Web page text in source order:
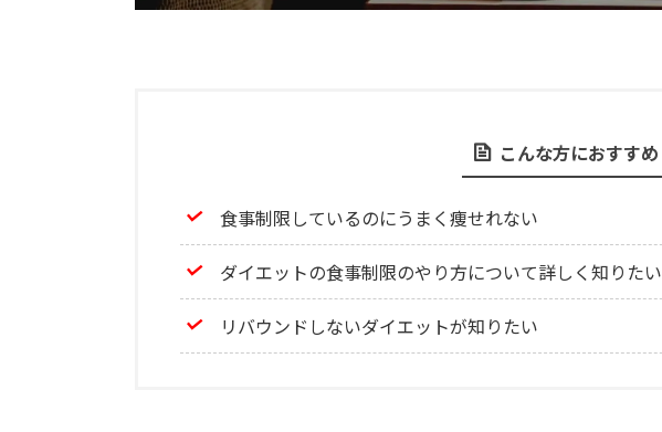
こんな方におすすめ
食事制限しているのにうまく痩せれない
ダイエットの食事制限のやり方について詳しく知りたい
リバウンドしないダイエットが知りたい